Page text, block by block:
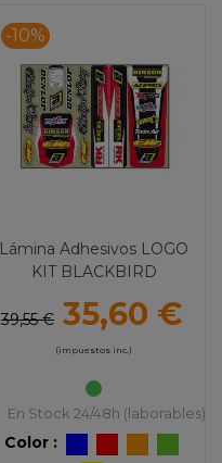
-10%
Lámina Adhesivos LOGO
KIT BLACKBIRD
39,55 € 35,60 €
(impuestos inc.)
En Stock 24/48h (laborables)
Color :